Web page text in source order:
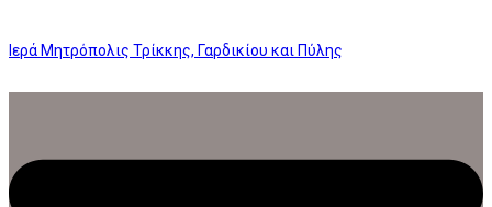
Ιερά Μητρόπολις Τρίκκης, Γαρδικίου και Πύλης